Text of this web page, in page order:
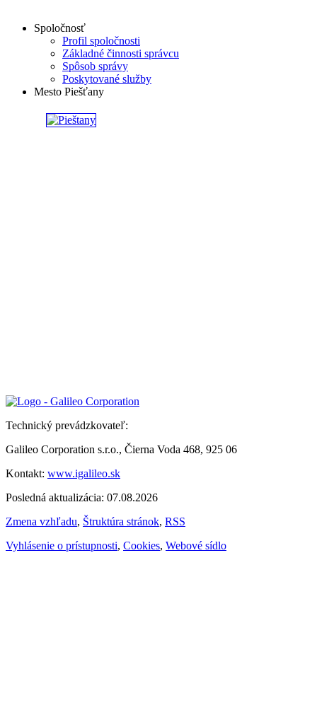
Spoločnosť
Profil spoločnosti
Základné činnosti správcu
Spôsob správy
Poskytované služby
Mesto Piešťany
Technický prevádzkovateľ:
Galileo Corporation s.r.o., Čierna Voda 468, 925 06
Kontakt: www.igalileo.sk
Posledná aktualizácia: 07.08.2026
Zmena vzhľadu, Štruktúra stránok, RSS
Vyhlásenie o prístupnosti, Cookies, Webové sídlo